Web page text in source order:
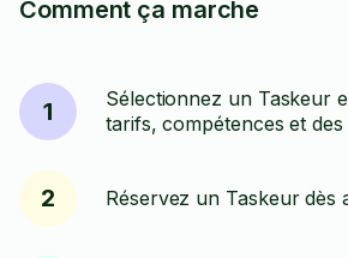
Comment ça marche
1
Sélectionnez un Taskeur
tarifs, compétences et des
2 Réservez un Taskeur dès